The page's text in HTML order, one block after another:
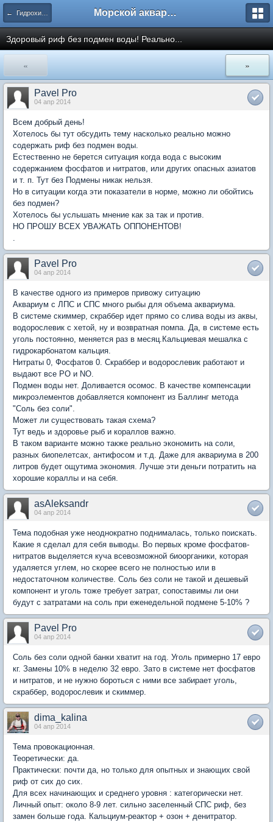
← Гидрохимия и водоподготовка Морской аквариум. Форумы ReefCentral.ru
Здоровый риф без подмен воды! Реально...
« »
Pavel Pro
04 апр 2014
Всем добрый день!
Хотелось бы тут обсудить тему насколько реально можно
содержать риф без подмен воды.
Естественно не берется ситуация когда вода с высоким
содержанием фосфатов и нитратов, или других опасных азиатов
и т. п. Тут без Подмены никак нельзя.
Но в ситуации когда эти показатели в норме, можно ли обойтись
без подмен?
Хотелось бы услышать мнение как за так и против.
НО ПРОШУ ВСЕХ УВАЖАТЬ ОППОНЕНТОВ!
.
Pavel Pro
04 апр 2014
В качестве одного из примеров привожу ситуацию
Аквариум с ЛПС и СПС много рыбы для объема аквариума.
В системе скиммер, скраббер идет прямо со слива воды из аквы,
водорослевик с хетой, ну и возвратная помпа. Да, в системе есть
уголь постоянно, меняется раз в месяц.Кальциевая мешалка с
гидрокарбонатом кальция.
Нитраты 0, Фосфатов 0. Скраббер и водорослевик работают и
выдают все РО и NO.
Подмен воды нет. Доливается осомос. В качестве компенсации
микроэлементов добавляется компонент из Баллинг метода
"Соль без соли".
Может ли существовать такая схема?
Тут ведь и здоровье рыб и кораллов важно.
В таком варианте можно также реально экономить на соли,
разных биопелетсах, антифосом и т.д. Даже для аквариума в 200
литров будет ощутима экономия. Лучше эти деньги потратить на
хорошие кораллы и на себя.
asAleksandr
04 апр 2014
Тема подобная уже неоднократно поднималась, только поискать.
Какие я сделал для себя выводы. Во первых кроме фосфатов-
нитратов выделяется куча всевозможной биоорганики, которая
удаляется углем, но скорее всего не полностью или в
недостаточном количестве. Соль без соли не такой и дешевый
компонент и уголь тоже требует затрат, сопоставимы ли они
будут с затратами на соль при еженедельной подмене 5-10% ?
Pavel Pro
04 апр 2014
Соль без соли одной банки хватит на год. Уголь примерно 17 евро
кг. Замены 10% в неделю 32 евро. Зато в системе нет фосфатов
и нитратов, и не нужно бороться с ними все забирает уголь,
скраббер, водорослевик и скиммер.
dima_kalina
04 апр 2014
Тема провокационная.
Теоретически: да.
Практически: почти да, но только для опытных и знающих свой
риф от сих до сих.
Для всех начинающих и среднего уровня : категорически нет.
Личный опыт: около 8-9 лет. сильно заселенный СПС риф, без
замен больше года. Кальциум-реактор + озон + денитратор.